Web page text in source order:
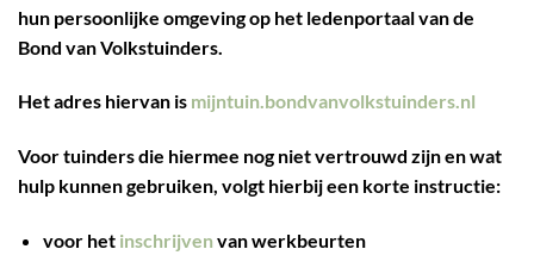
hun persoonlijke omgeving op het ledenportaal van de
Bond van Volkstuinders.
Het adres hiervan is mijntuin.bondvanvolkstuinders.nl
Voor tuinders die hiermee nog niet vertrouwd zijn en wat
hulp kunnen gebruiken, volgt hierbij een korte instructie:
voor het inschrijven van werkbeurten